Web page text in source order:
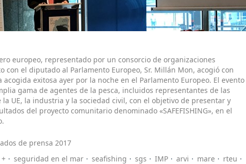
europeo, representado por un consorcio de organizaciones
con el diputado al Parlamento Europeo, Sr. Millán Mon, acogió con
acogida exitosa ayer por la noche en el Parlamento Europeo. El evento
gama de agentes de la pesca, incluidos representantes de las
UE, la industria y la sociedad civil, con el objetivo de presentar y
del proyecto comunitario denominado «SAFEFISHING», en el
de prensa 2017
seguridad en el mar seafishing sgs IMP arvi mare
rteu